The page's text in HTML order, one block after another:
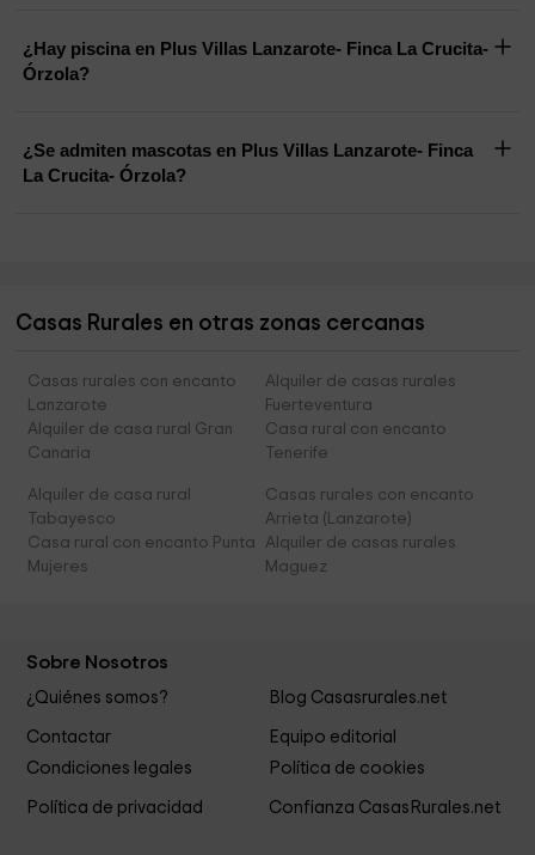
¿Hay piscina en Plus Villas Lanzarote- Finca La Crucita-
Órzola?
¿Se admiten mascotas en Plus Villas Lanzarote- Finca
La Crucita- Órzola?
Casas Rurales en otras zonas cercanas
Casas rurales con encanto
Lanzarote
Alquiler de casas rurales
Fuerteventura
Alquiler de casa rural Gran
Canaria
Casa rural con encanto
Tenerife
Alquiler de casa rural
Tabayesco
Casas rurales con encanto
Arrieta (Lanzarote)
Casa rural con encanto Punta
Mujeres
Alquiler de casas rurales
Maguez
Sobre Nosotros
¿Quiénes somos? Blog Casasrurales.net
Contactar
Equipo editorial
Condiciones legales
Política de cookies
Política de privacidad Confianza CasasRurales.net